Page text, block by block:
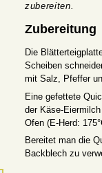
zubereiten.
Zubereitung
Die
Scheiben
mit Salz, Pfeffer
Eine gefettete
der Käse-
Ofen (E-Herd:
Bereitet man die
Backblech zu